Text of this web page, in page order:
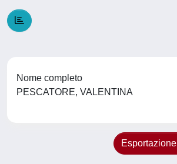
Nome completo
PESCATORE, VALENTINA
Esportazione